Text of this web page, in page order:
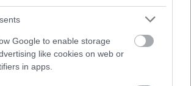
Google to enable storage
like cookies on web or
in apps.
dalt írt egy tízéves dobos